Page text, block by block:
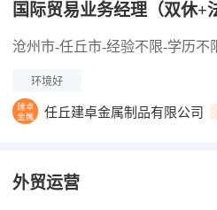
国际贸易业务经理（双休+
沧州市-任丘市-经验不限-学历不
环境好
任丘建卓金属制品有限公司
外贸运营